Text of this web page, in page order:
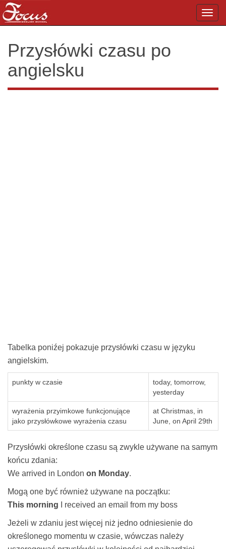
Przysłówki czasu po
angielsku
Tabelka poniźej pokazuje przysłówki czasu w języku
angielskim.
punkty w czasie
today, tomorrow,
yesterday
wyrażenia przyimkowe funkcjonujące
jako przysłówkowe wyrażenia czasu
at Christmas, in
June, on April 29th
Przysłówki określone czasu są zwykle używane na samym
końcu zdania:
We arrived in London on Monday.
Mogą one być również używane na początku:
This morning I received an email from my boss
Jeżeli w zdaniu jest więcej niż jedno odniesienie do
określonego momentu w czasie, wówczas należy